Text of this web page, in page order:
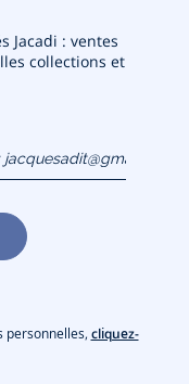
Jacadi : ventes
collections et
personnelles, cliquez-